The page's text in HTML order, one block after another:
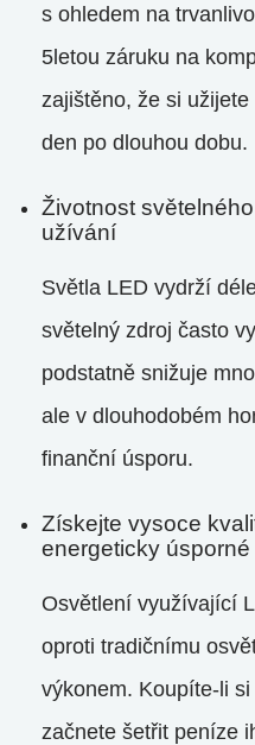
s ohledem na
5letou záruku na
zajištěno, že si
den po dlouhou dobu.
Životnost
užívání
Světla LED vydrží
světelný zdroj často
podstatně snižuje
ale v dlouhodobém
finanční úsporu.
Získejte vysoce
energeticky úsporné
Osvětlení využívající
oproti tradičnímu
výkonem. Koupíte-li
začnete šetřit peníze